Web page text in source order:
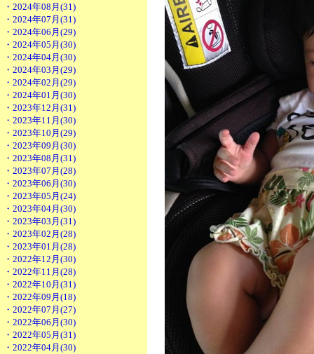
・2024年08月(31)
・2024年07月(31)
・2024年06月(29)
・2024年05月(30)
・2024年04月(30)
・2024年03月(29)
・2024年02月(29)
・2024年01月(30)
・2023年12月(31)
・2023年11月(30)
・2023年10月(29)
・2023年09月(30)
・2023年08月(31)
・2023年07月(28)
・2023年06月(30)
・2023年05月(24)
・2023年04月(30)
・2023年03月(31)
・2023年02月(28)
・2023年01月(28)
・2022年12月(30)
・2022年11月(28)
・2022年10月(31)
・2022年09月(18)
・2022年07月(27)
・2022年06月(30)
・2022年05月(31)
・2022年04月(30)